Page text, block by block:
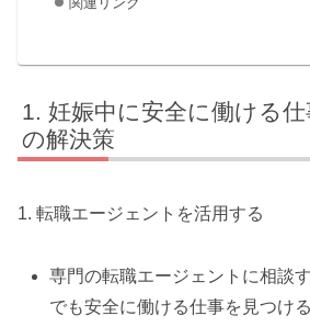
妊娠中に安全に働ける
の解決策
1. 転職エージェントを活用する
専門の転職エージェントに相談
でも安全に働ける仕事を見つけ